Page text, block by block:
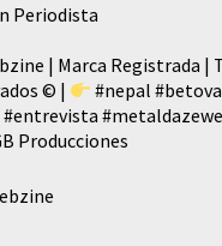
Periodista
| Marca Registrada |
© |
#nepal
#entrevista
Producciones